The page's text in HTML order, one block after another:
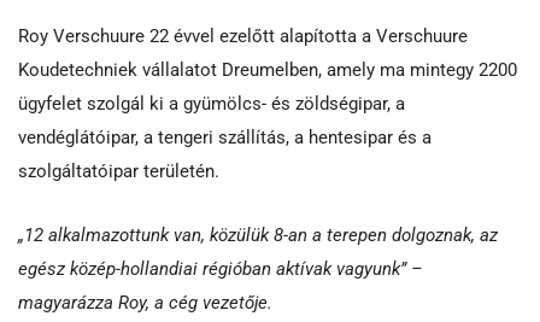
Roy Verschuure 22 évvel ezelőtt alapította a Verschuure
Koudetechniek vállalatot Dreumelben, amely ma mintegy 2200
ügyfelet szolgál ki a gyümölcs- és zöldségipar, a
vendéglátóipar, a tengeri szállítás, a hentesipar és a
szolgáltatóipar területén.
„12 alkalmazottunk van, közülük 8-an a terepen dolgoznak, az
egész közép-hollandiai régióban aktívak vagyunk” –
magyarázza Roy, a cég vezetője.